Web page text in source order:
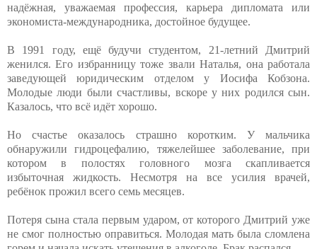
надёжная, уважаемая профессия, карьера дипломата или
экономиста-международника, достойное будущее.
В 1991 году, ещё будучи студентом, 21-летний Дмитрий
женился. Его избранницу тоже звали Наталья, она работала
заведующей юридическим отделом у Иосифа Кобзона.
Молодые люди были счастливы, вскоре у них родился сын.
Казалось, что всё идёт хорошо.
Но счастье оказалось страшно коротким. У мальчика
обнаружили гидроцефалию, тяжелейшее заболевание, при
котором в полостях головного мозга скапливается
избыточная жидкость. Несмотря на все усилия врачей,
ребёнок прожил всего семь месяцев.
Потеря сына стала первым ударом, от которого Дмитрий уже
не смог полностью оправиться. Молодая мать была сломлена